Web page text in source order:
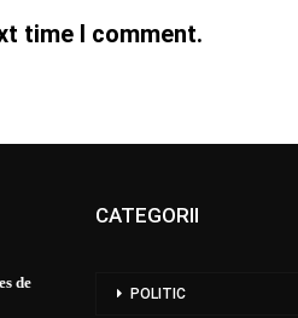
time I comment.
de
CATEGORII
POLITIC